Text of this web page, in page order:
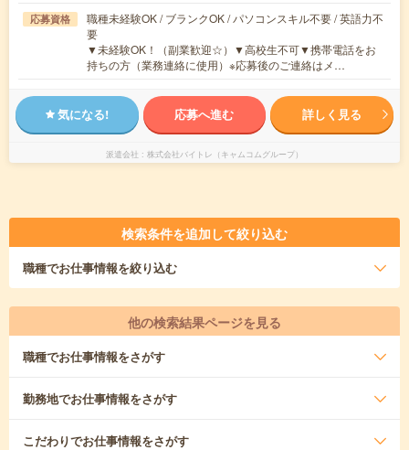
応募資格
職種未経験OK / ブランクOK / パソコンスキル不要 / 英語力不
要
▼未経験OK！（副業歓迎☆）▼高校生不可▼携帯電話をお
持ちの方（業務連絡に使用）※応募後のご連絡はメ…
気になる! 応募へ進む 詳しく見る
派遣会社 株式会社バイトレ（キャムコムグループ）
検索条件を追加して絞り込む
職種でお仕事情報を絞り込む
他の検索結果ページを見る
職種でお仕事情報をさがす
勤務地でお仕事情報をさがす
こだわりでお仕事情報をさがす